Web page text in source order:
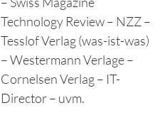
Technology Review – NZZ –
Tesslof Verlag (was-ist-was)
– Westermann Verlage –
Cornelsen Verlag – IT-
Director – uvm.